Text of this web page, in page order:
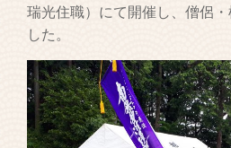
瑞光住職）にて開催し、僧侶
した。